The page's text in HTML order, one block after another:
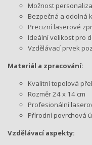
Možnost
Bezpečná a odolná
Precizní laserové
Ideální velikost pro
Vzdělávací prvek
Materiál a zpracování:
Kvalitní topolová
Rozměr 24 x 14 cm
Profesionální
Přírodní povrchová
Vzdělávací aspekty: